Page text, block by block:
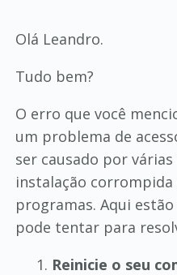
Olá Leandro.
Tudo bem?
O erro que você
um problema de
ser causado por
instalação
programas. Aqui
pode tentar para
Reinicie o seu